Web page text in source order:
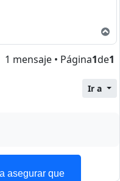
asegurar que
1 mensaje • Página1de1
Ir a